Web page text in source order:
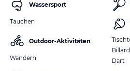
Wassersport
Tauchen
Outdoor-Aktivitäten
Wandern
Billard
Dart